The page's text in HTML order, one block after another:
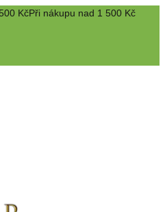
KčPři nákupu nad 1 500 Kč